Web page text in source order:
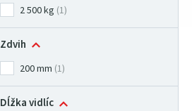
2 500 kg (1)
Zdvih
200 mm (1)
Dĺžka vidlíc